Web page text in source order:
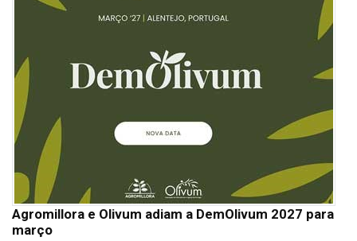
Agromillora e Olivum adiam a DemOlivum 2027 para
março